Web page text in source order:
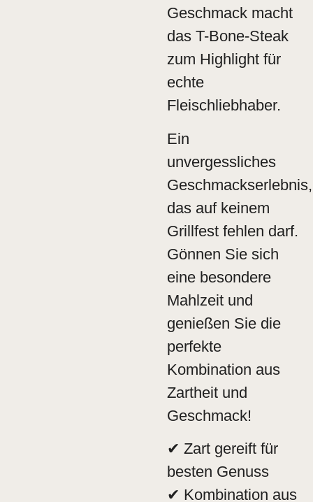
Geschmack macht
das T-Bone-Steak
zum Highlight für
echte
Fleischliebhaber.
Ein
unvergessliches
Geschmackserlebnis,
das auf keinem
Grillfest fehlen darf.
Gönnen Sie sich
eine besondere
Mahlzeit und
genießen Sie die
perfekte
Kombination aus
Zartheit und
Geschmack!
✔ Zart gereift für
besten Genuss
✔ Kombination aus